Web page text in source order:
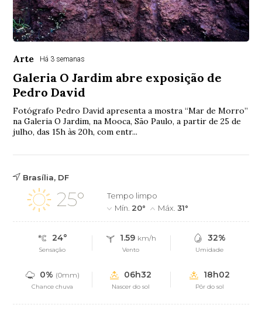
Arte Há 3 semanas
Galeria O Jardim abre exposição de
Pedro David
Fotógrafo Pedro David apresenta a mostra “Mar de Morro”
na Galeria O Jardim, na Mooca, São Paulo, a partir de 25 de
julho, das 15h às 20h, com entr...
Brasília, DF
25°
Tempo limpo
Mín. 20° Máx.31°
24°
Sensação
1.59 km/h
Vento
32%
Umidade
0% (0mm)
Chance chuva
06h32
Nascer do sol
18h02
Pôr do sol